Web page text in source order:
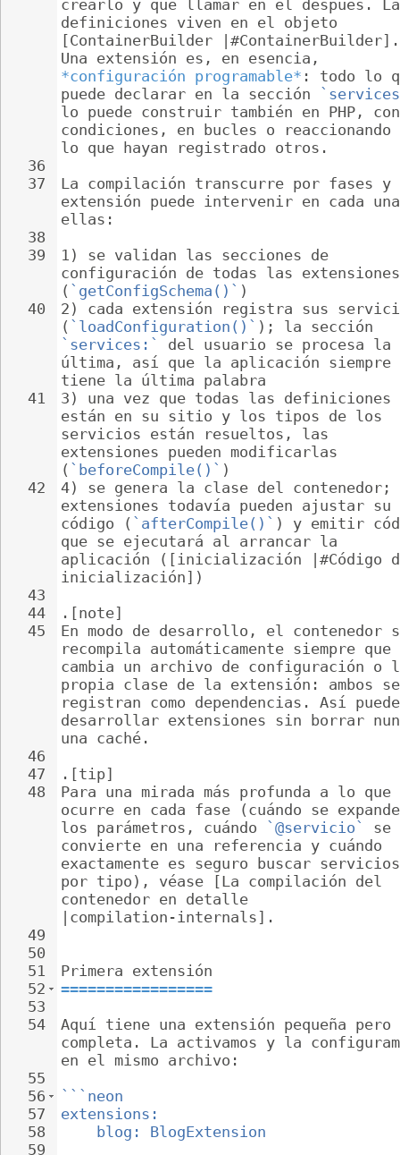
36
37
38
39
40
41
42
43
44
45
46
47
48
49
50
51
52
53
54
55
56
57
58
59
crearlo y qué llamar en él después.
definiciones viven en el objeto
[ContainerBuilder
Una extensión es, en esencia,
*configuración programable* : todo lo
puede declarar en la sección
lo puede construir también en PHP,
condiciones, en bucles o
lo que hayan registrado otros.
La compilación transcurre por fases
extensión puede intervenir en cada
ellas:
1) se validan las secciones de
configuración de todas las
( `getConfigSchema()` )
2) cada extensión registra sus
( `loadConfiguration()` ); la sección
`services:`
del usuario se procesa la
última, así que la aplicación siempre
tiene la última palabra
3) una vez que todas las definiciones
están en su sitio y los tipos de los
servicios están resueltos, las
extensiones pueden modificarlas
( `beforeCompile()` )
4) se genera la clase del
extensiones todavía pueden ajustar su
código ( `afterCompile()` ) y emitir
que se ejecutará al arrancar la
aplicación ([inicialización |#Código
inicialización])
.[note]
En modo de desarrollo, el contenedor
recompila automáticamente siempre que
cambia un archivo de configuración o
propia clase de la extensión: ambos
registran como dependencias. Así
desarrollar extensiones sin borrar
una caché.
.[tip]
Para una mirada más profunda a lo que
ocurre en cada fase (cuándo se
los parámetros, cuándo
`@servicio`
se
convierte en una referencia y cuándo
exactamente es seguro buscar
por tipo), véase [La compilación del
contenedor en detalle
|compilation-internals].
Primera extensión
=================
Aquí tiene una extensión pequeña pero
completa. La activamos y la
en el mismo archivo:
```neon
extensions:
blog: BlogExtension